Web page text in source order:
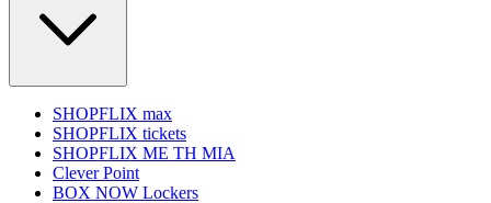
SHOPFLIX max
SHOPFLIX tickets
SHOPFLIX ΜΕ ΤΗ ΜΙΑ
Clever Point
BOX NOW Lockers